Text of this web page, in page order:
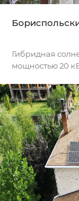
Гибридная
мощностью 20